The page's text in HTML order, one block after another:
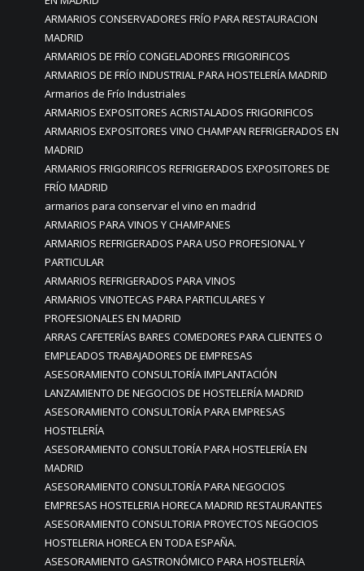
ARMARIOS CONSERVADORES FRÍO PARA RESTAURACION
MADRID
ARMARIOS DE FRÍO CONGELADORES FRIGORIFICOS
ARMARIOS DE FRÍO INDUSTRIAL PARA HOSTELERÍA MADRID
Armarios de Frío Industriales
ARMARIOS EXPOSITORES ACRISTALADOS FRIGORIFICOS
ARMARIOS EXPOSITORES VINO CHAMPAN REFRIGERADOS EN
MADRID
ARMARIOS FRIGORIFICOS REFRIGERADOS EXPOSITORES DE
FRÍO MADRID
armarios para conservar el vino en madrid
ARMARIOS PARA VINOS Y CHAMPANES
ARMARIOS REFRIGERADOS PARA USO PROFESIONAL Y
PARTICULAR
ARMARIOS REFRIGERADOS PARA VINOS
ARMARIOS VINOTECAS PARA PARTICULARES Y
PROFESIONALES EN MADRID
ARRAS CAFETERÍAS BARES COMEDORES PARA CLIENTES O
EMPLEADOS TRABAJADORES DE EMPRESAS
ASESORAMIENTO CONSULTORÍA IMPLANTACIÓN
LANZAMIENTO DE NEGOCIOS DE HOSTELERÍA MADRID
ASESORAMIENTO CONSULTORÍA PARA EMPRESAS
HOSTELERÍA
ASESORAMIENTO CONSULTORÍA PARA HOSTELERÍA EN
MADRID
ASESORAMIENTO CONSULTORÍA PARA NEGOCIOS
EMPRESAS HOSTELERIA HORECA MADRID RESTAURANTES
ASESORAMIENTO CONSULTORIA PROYECTOS NEGOCIOS
HOSTELERIA HORECA EN TODA ESPAÑA.
ASESORAMIENTO GASTRONÓMICO PARA HOSTELERÍA